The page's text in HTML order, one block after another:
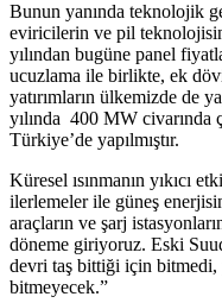
Bunun yanında teknolojik
eviricilerin ve pil
yılından bugüne panel
ucuzlama ile birlikte, ek
yatırımların ülkemizde de
yılında 400 MW civarında
Türkiye’de yapılmıştır.
Küresel ısınmanın yıkıcı
ilerlemeler ile güneş
araçların ve şarj
döneme giriyoruz. Eski
devri taş bittiği için
bitmeyecek.”